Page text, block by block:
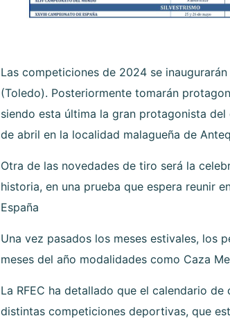
Las competiciones de 2024 se
(Toledo). Posteriormente tomarán
siendo esta última la gran protagonista
de abril en la localidad malagueña de
Otra de las novedades de tiro será la
historia, en una prueba que espera reunir
España
Una vez pasados los meses estivales, los
meses del año modalidades como Caza
La RFEC ha detallado que el calendario
distintas competiciones deportivas, que